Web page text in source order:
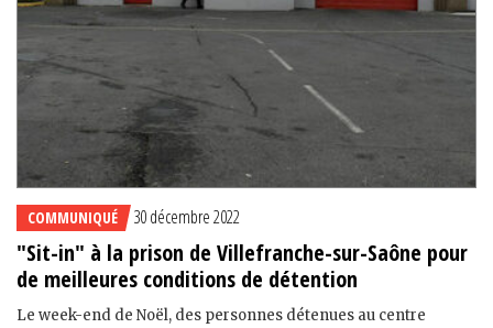
COMMUNIQUÉ 30 décembre 2022
"Sit-in" à la prison de Villefranche-sur-Saône pour
de meilleures conditions de détention
Le week-end de Noël, des personnes détenues au centre